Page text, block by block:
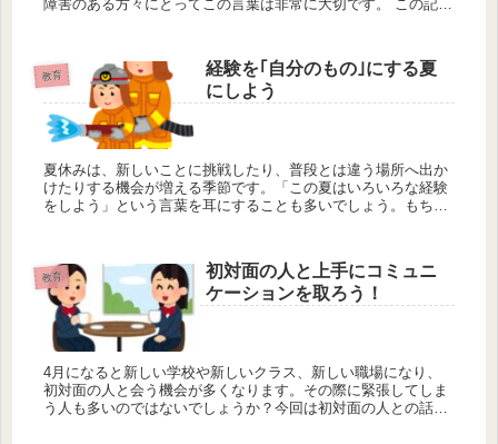
障害のある方々にとってこの言葉は非常に大切です。 この記事
教育
経験を｢自分のもの｣にする夏
にしよう
夏休みは、新しいことに挑戦したり、普段とは違う場所へ出か
けたりする機会が増える季節です。「この夏はいろいろな経験
をしよう」という言葉を耳にすることも多いでしょう。もちろ
教育
初対面の人と上手にコミュニ
ケーションを取ろう！
4月になると新しい学校や新しいクラス、新しい職場になり、
初対面の人と会う機会が多くなります。その際に緊張してしま
う人も多いのではないでしょうか？今回は初対面の人との話